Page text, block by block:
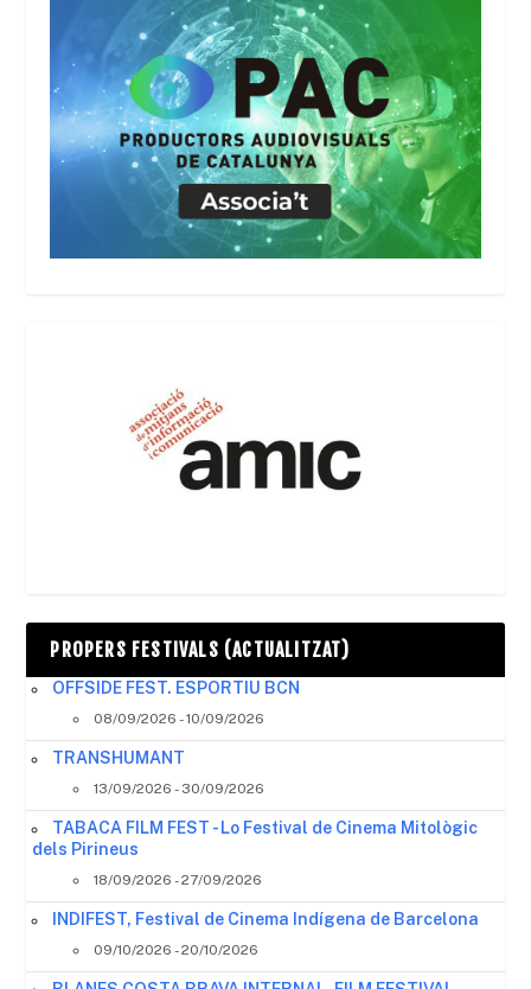
PROPERS FESTIVALS (ACTUALITZAT)
OFFSIDE FEST. ESPORTIU BCN
08/09/2026 - 10/09/2026
TRANSHUMANT
13/09/2026 - 30/09/2026
TABACA FILM FEST - Lo Festival de Cinema Mitològic
dels Pirineus
18/09/2026 - 27/09/2026
INDIFEST, Festival de Cinema Indígena de Barcelona
09/10/2026 - 20/10/2026